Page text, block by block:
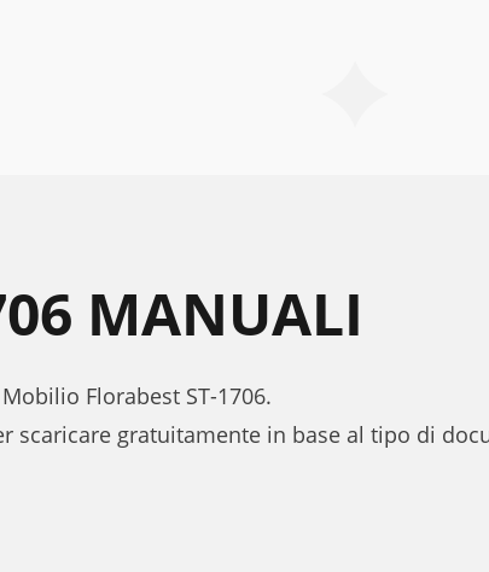
MANUALI
Florabest ST-1706.
scaricare gratuitamente in base al tipo di